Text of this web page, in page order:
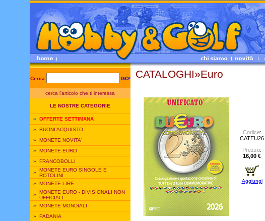
Cerca GO!
cerca l'articolo che ti interessa
LE NOSTRE CATEGORIE
» OFFERTE SETTIMANA
» BUONI ACQUISTO
» MONETE NOVITA'
» MONETE EURO
» FRANCOBOLLI
» MONETE EURO SINGOLE E
ROTOLINI
» MONETE LIRE
» MONETE EURO - DIVISIONALI NON
UFFICIALI
» MONETE MONDIALI
» PADANIA
CATALOGHI»Euro
Codice:
CATEU26
Prezzo:
16,00 €
Aggiungi